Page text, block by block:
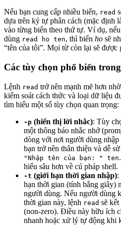
Nếu bạn cung cấp nhiều biến, read
dựa trên ký tự phân cách (mặc định
vào từng biến theo thứ tự. Ví dụ,
dùng read ho ten, thì biến ho sẽ
“tên của tôi”. Mọi từ còn lại sẽ được
Các tùy chọn phổ biến
Lệnh read trở nên mạnh mẽ hơn
kiểm soát cách thức và loại dữ liệu
tìm hiểu một số tùy chọn quan trọng:
-p (hiển thị lời nhắc): Tùy
một thông báo nhắc nhở
dòng với nơi người dùng
bạn trở nên thân thiện và dễ
"Nhập tên của bạn: " ten
hiểu sâu hơn về cú pháp shell.
-t (giới hạn thời gian nhập):
hạn thời gian (tính bằng giây)
người dùng. Nếu người dùng
thời gian này, lệnh read sẽ
(non-zero). Điều này hữu ích
nhanh hoặc xử lý tự động khi